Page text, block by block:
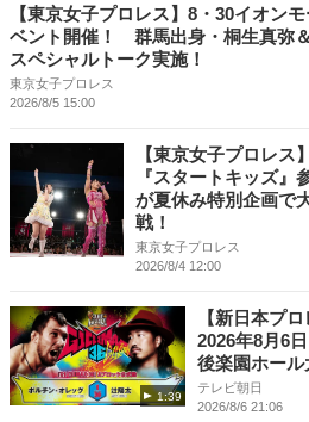
【東京女子プロレス】8・30イオン
ベント開催！ 群馬出身・桐生真弥
スペシャルトーク実施！
東京女子プロレス
2026/8/5 15:00
【東京女子プロレス
『スタートキッズ
が夏休み特別企画で
戦！
東京女子プロレス
2026/8/4 12:00
1:39
【新日本プ
2026年8月6
後楽園ホール
テレビ朝日
2026/8/6 21:06